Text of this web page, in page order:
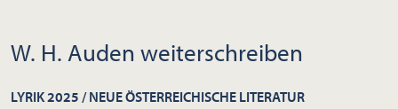
W. H. Auden weiterschreiben
LYRIK 2025 / NEUE ÖSTERREICHISCHE LITERATUR